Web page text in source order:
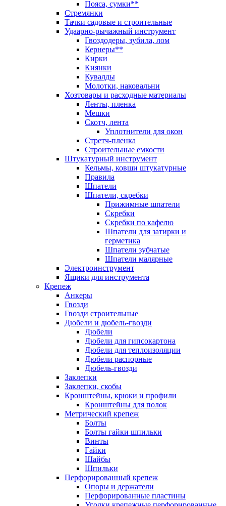
Пояса, сумки**
Стремянки
Тачки садовые и строительные
Удаарно-рычажный инструмент
Гвоздодеры, зубила, лом
Кернеры**
Кирки
Киянки
Кувалды
Молотки, наковальни
Хозтовары и расходные материалы
Ленты, пленка
Мешки
Скотч, лента
Уплотнители для окон
Стретч-пленка
Строительные емкости
Штукатурный инструмент
Кельмы, ковши штукатурные
Правила
Шпатели
Шпатели, скребки
Прижимные шпатели
Скребки
Скребки по кафелю
Шпатели для затирки и
герметика
Шпатели зубчатые
Шпатели малярные
Электроинструмент
Ящики для инструмента
Крепеж
Анкеры
Гвозди
Гвозди строительные
Дюбели и дюбель-гвозди
Дюбели
Дюбели для гипсокартона
Дюбели для теплоизоляции
Дюбели распорные
Дюбель-гвозди
Заклепки
Заклепки, скобы
Кронштейны, крюки и профили
Кронштейны для полок
Метрический крепеж
Болты
Болты гайки шпильки
Винты
Гайки
Шайбы
Шпильки
Перфорированный крепеж
Опоры и держатели
Перфорированные пластины